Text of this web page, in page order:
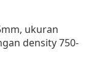
ukuran
density 750-